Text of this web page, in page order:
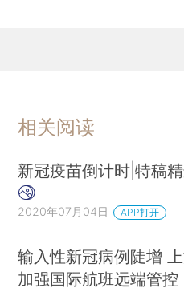
相关阅读
新冠疫苗倒计时|特稿
2020年07月04日 APP打开
输入性新冠病例陡增
加强国际航班远端管控